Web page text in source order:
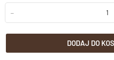
-
DODAJ DO